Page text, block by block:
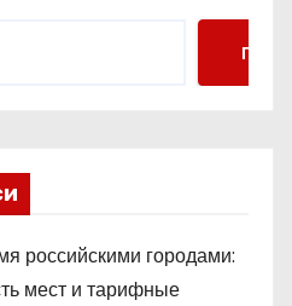
Поиск
российскими городами:
мест и тарифные